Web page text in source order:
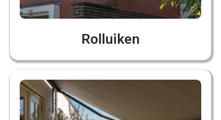
Rolluiken